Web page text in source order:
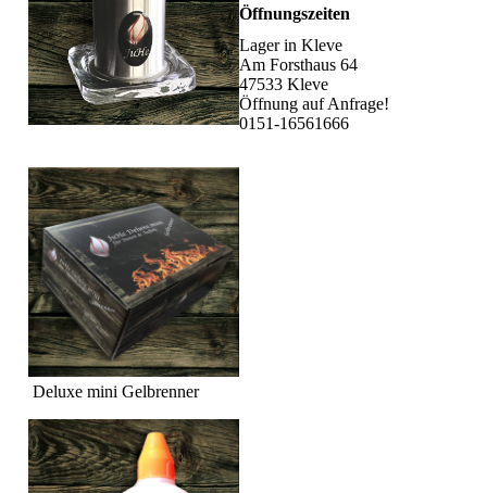
Deluxe mini Gelbrenner
Öffnungszeiten
Lager in Kleve
Am Forsthaus 64
47533 Kleve
Öffnung auf Anfrage!
0151-16561666